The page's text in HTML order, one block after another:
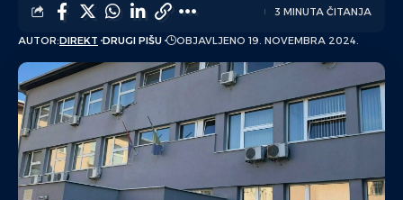
AUTOR:DIREKT DRUGI PIŠU OBJAVLJENO 19. NOVEMBRA 2024.
3 MINUTA ČITANJA